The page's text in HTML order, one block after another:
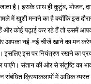
है। इसके साथ ही कुटुंब, भोजन,
में खुशी मनाने का है क्योंकि इस
कोई पढ़ाई कर रहे हैं तो उसमें
आपका नई-नई चीजें खाने का मन
इस पर नियंत्रण रखने का
पाएंगे। संतान की ओर से संतुष्टि का
संबंधित क्रियाकलापों में अधिक